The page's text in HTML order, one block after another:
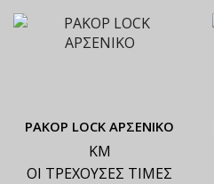
ΡΑΚΟΡ LOCK ΑΡΣΕΝΙΚΟ
ΚΜ
ΟΙ ΤΡΕΧΟΥΣΕΣ ΤΙΜΕΣ